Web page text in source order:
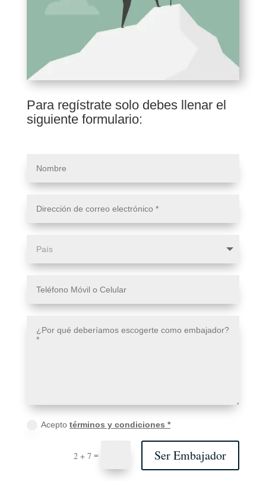
Para regístrate solo debes llenar el
siguiente formulario:
Aceptotérminos y condiciones *
2 + 7 = Ser Embajador